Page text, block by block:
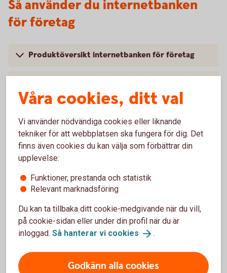
Så använder du internetbanken
för företag
Produktöversikt internetbanken för företag
Hitta dokument
Aktivera pushnotiser för inkommen
swishbetalning
Engagemangsbesked
Aktivera vår telefontjänst eller en ny företagskod
Våra cookies, ditt val
Vi använder nödvändiga cookies eller liknande
tekniker för att webbplatsen ska fungera för dig. Det
finns även cookies du kan välja som förbättrar din
upplevelse:
Funktioner, prestanda och statistik
Relevant marknadsföring
Du kan ta tillbaka ditt cookie-medgivande när du vill,
på cookie-sidan eller under din profil när du är
inloggad. Så hanterar vi cookies .
Godkänn alla cookies